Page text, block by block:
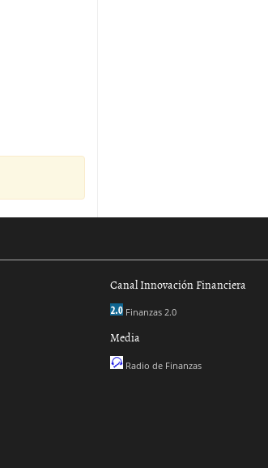
Canal Innovación Financiera
Finanzas 2.0
Media
Radio de Finanzas